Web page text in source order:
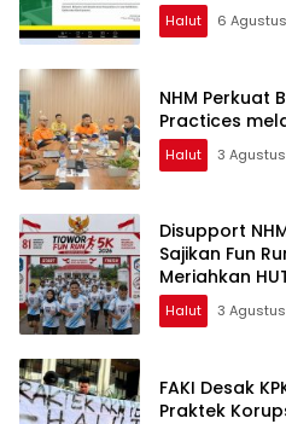
Halut 6
NHM Perkuat
Practices
Halut 3
Disupport
Sajikan Fun
Meriahkan
Halut 3
FAKI Desak
Praktek